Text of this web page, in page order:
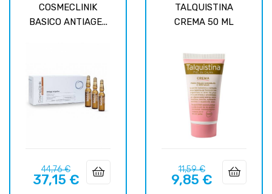
COSMECLINIK
BASICO ANTIAGE...
Precio
regular
44,76 €Precio
37,15 €
TALQUISTINA
CREMA 50 ML
Precio
regular
11,59 €Precio
9,85 €